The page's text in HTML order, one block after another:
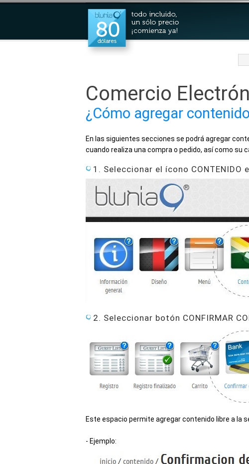
Comercio
¿Cómo agregar
En las siguientes secciones se podrá agregar
cuando realiza una compra o pedido, así como su
1. Seleccionar el ícono
2. Seleccionar botón CONFIRMAR
Este espacio permite agregar contenido libre a la
- Ejemplo: